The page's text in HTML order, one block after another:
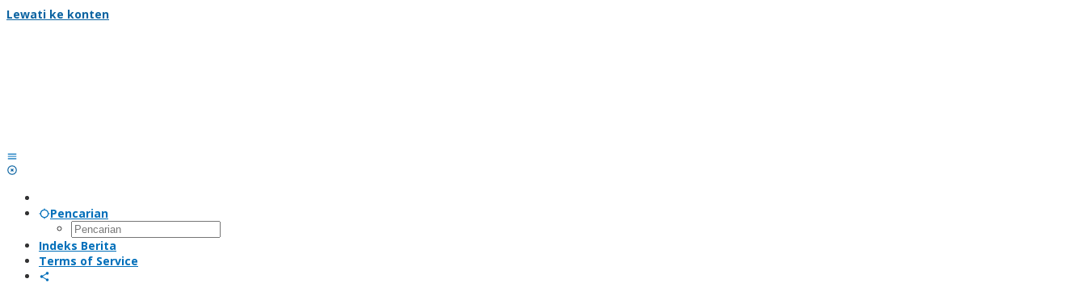
Lewati ke konten
Pencarian
Indeks Berita
Terms of Service